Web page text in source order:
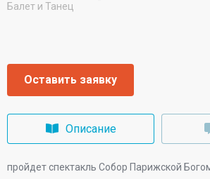
Балет и Танец
Оставить заявку
Описание
пройдет спектакль Собор Парижской